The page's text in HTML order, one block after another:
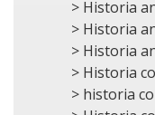
> Historia
> Historia
> Historia
> Historia
> historia